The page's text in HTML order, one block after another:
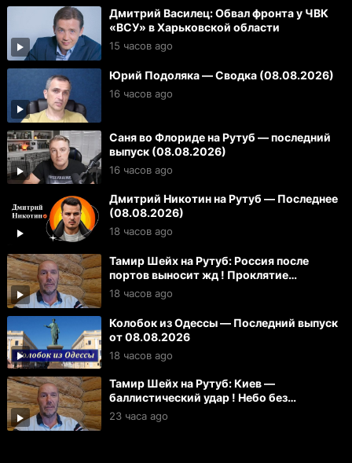
Дмитрий Василец: Обвал фронта у ЧВК
«ВСУ» в Харьковской области
15 часов ago
Юрий Подоляка — Сводка (08.08.2026)
16 часов ago
Саня во Флориде на Рутуб — последний
выпуск (08.08.2026)
16 часов ago
Дмитрий Никотин на Рутуб — Последнее
(08.08.2026)
18 часов ago
Тамир Шейх на Рутуб: Россия после
портов выносит жд ! Проклятие
Зеленского для Вучича
18 часов ago
Колобок из Одессы — Последний выпуск
от 08.08.2026
18 часов ago
Тамир Шейх на Рутуб: Киев —
баллистический удар ! Небо без
спутников Маска
23 часа ago